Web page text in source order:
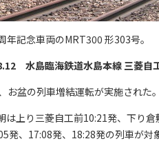
年記念車両のMRT300 形303号。
水島臨海鉄道水島本線 三菱自
盆の列車増結運転が実施された。
上り三菱自工前10:21発、下り倉
、17:08発、18:28発の列車が対